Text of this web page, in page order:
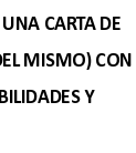
CARTA DE
MISMO) CON
Y